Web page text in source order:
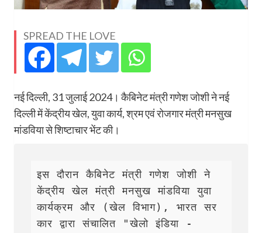
SPREAD THE LOVE
नई दिल्ली, 31 जुलाई 2024। कैबिनेट मंत्री गणेश जोशी ने नई
दिल्ली में केंद्रीय खेल, युवा कार्य, श्रम एवं रोजगार मंत्री मनसुख
मांडविया से शिष्टाचार भेंट की।
इस दौरान कैबिनेट मंत्री गणेश जोशी ने
केंद्रीय खेल मंत्री मनसुख मांडविया युवा
कार्यक्रम और (खेल विभाग), भारत सर
कार द्वारा संचालित "खेलो इंडिया -